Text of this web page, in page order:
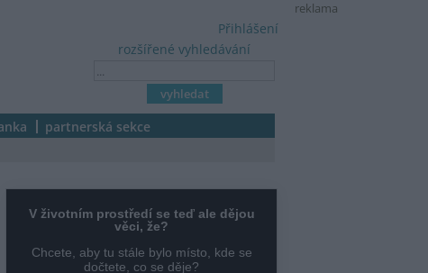
reklama
rozšířené vyhledávání
Přihlášení
partnerská sekce